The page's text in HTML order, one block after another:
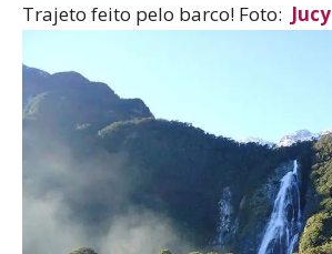
Trajeto feito pelo barco! Foto: Jucy